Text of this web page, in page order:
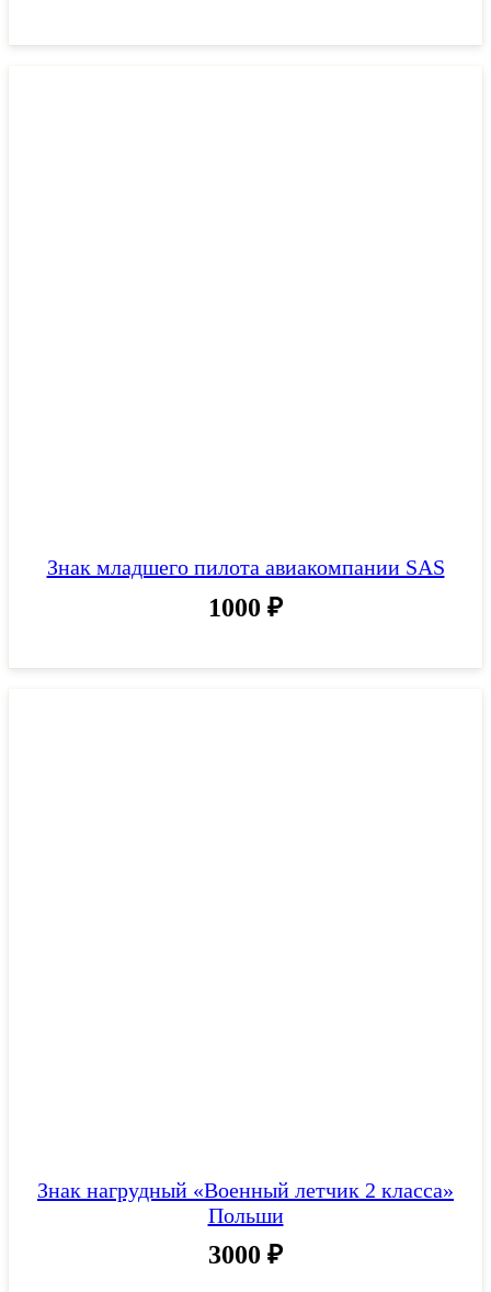
Знак младшего пилота авиакомпании SAS
1000 ₽
Знак нагрудный «Военный летчик 2 класса»
Польши
3000 ₽